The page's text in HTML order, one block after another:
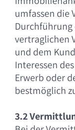
umfassen die
Durchführung
vertraglichen
und dem
Interessen
Erwerb oder
bestmöglich
3.2